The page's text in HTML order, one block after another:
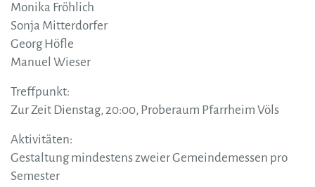
Monika Fröhlich
Sonja Mitterdorfer
Georg Höfle
Manuel Wieser
Treffpunkt:
Zur Zeit Dienstag, 20:00, Proberaum Pfarrheim Völs
Aktivitäten:
Gestaltung mindestens zweier Gemeindemessen pro
Semester